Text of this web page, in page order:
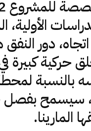
دور
حركية
بالنسبة
سيسمح
المارينا.